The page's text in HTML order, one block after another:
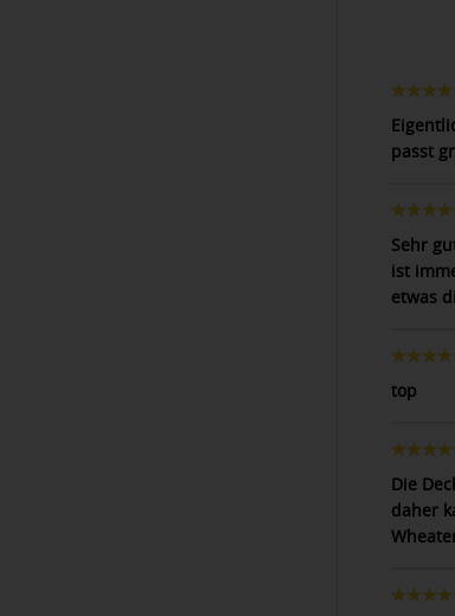
passt
Sehr
ist
etwas
top
Die
daher